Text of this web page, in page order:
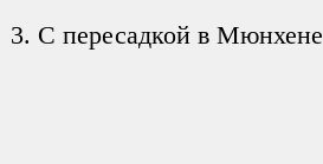
3. С пересадкой в Мюнхене